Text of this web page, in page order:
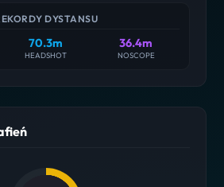
DYSTANSU
70.3m
HEADSHOT
36.4m
NOSCOPE